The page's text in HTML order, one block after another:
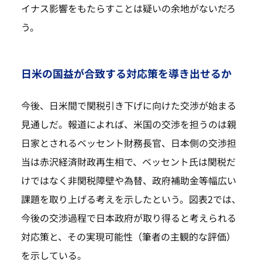
イナス影響をもたらすことは疑いの余地がないだろ
う。
日米の国益が合致する対応策を導き出せるか
今後、日米間で関税引き下げに向けた交渉が始まる
見通しだ。報道によれば、米国の交渉を担うのは親
日家とされるベッセント財務長官、日本側の交渉担
当は赤沢経済財政再生相で、ベッセント氏は関税だ
けではなく非関税障壁や為替、政府補助金等幅広い
課題を取り上げる考えを示したという。図表2では、
今後の交渉過程で日本政府が取り得ると考えられる
対応策と、その実現可能性（筆者の主観的な評価）
を示している。